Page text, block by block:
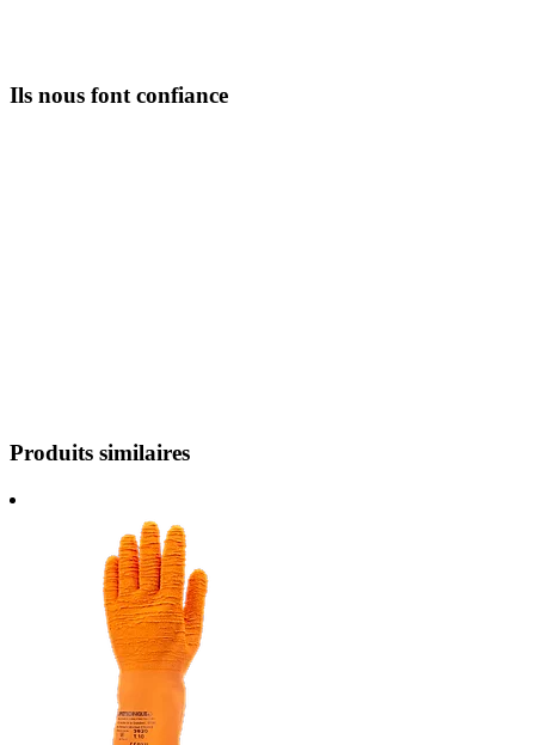
Ils nous font confiance
Produits similaires